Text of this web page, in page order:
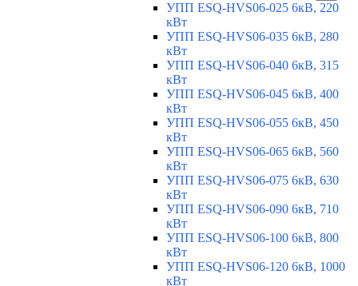
УПП ESQ-HVS06-025 6кВ, 220
кВт
УПП ESQ-HVS06-035 6кВ, 280
кВт
УПП ESQ-HVS06-040 6кВ, 315
кВт
УПП ESQ-HVS06-045 6кВ, 400
кВт
УПП ESQ-HVS06-055 6кВ, 450
кВт
УПП ESQ-HVS06-065 6кВ, 560
кВт
УПП ESQ-HVS06-075 6кВ, 630
кВт
УПП ESQ-HVS06-090 6кВ, 710
кВт
УПП ESQ-HVS06-100 6кВ, 800
кВт
УПП ESQ-HVS06-120 6кВ, 1000
кВт